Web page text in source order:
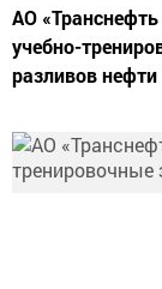
АО
учебно-
разливов